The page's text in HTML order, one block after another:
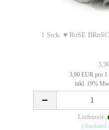
1 Stck. ♥ RoSE
3,90 EUR pro
inkl. 19%
Lieferzeit:
(Ausland